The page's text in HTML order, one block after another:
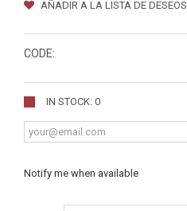
AÑADIR A LA LISTA DE DESEOS
CODE:
IN STOCK: 0
Notify me when available